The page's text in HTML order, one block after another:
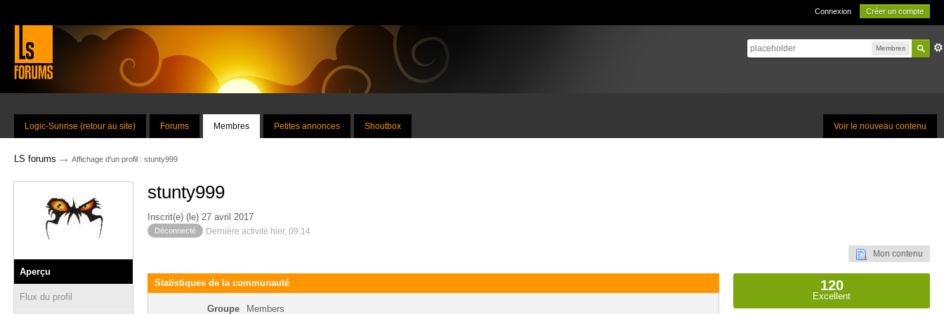
Connexion Créer un compte
Membres
Voir le nouveau contenu
Logic-Sunrise (retour au site) Forums Membres Petites annonces Shoutbox
LS forums → Affichage d'un profil : stunty999
Aperçu
Flux du profil
stunty999
Inscrit(e) (le) 27 avril 2017
Déconnecté Dernière activité hier, 09:14
Mon contenu
Statistiques de la communauté
Groupe
Members
120
Excellent